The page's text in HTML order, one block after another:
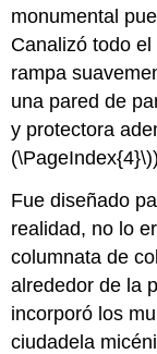
monumental
Canalizó todo
rampa
una pared de
y protectora
(\PageIndex{4}\)
Fue diseñado
realidad, no lo
columnata de
alrededor de la
incorporó los
ciudadela